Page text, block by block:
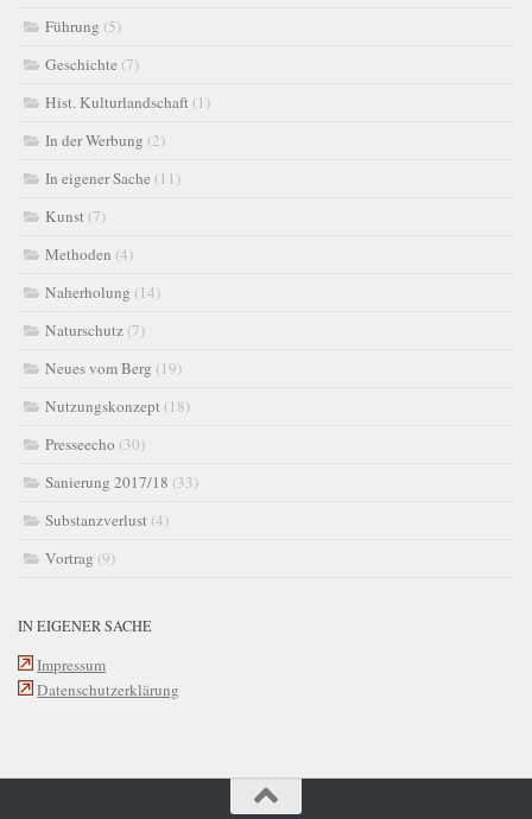
Führung (5)
Geschichte (7)
Hist. Kulturlandschaft (1)
In der Werbung (2)
In eigener Sache (11)
Kunst (7)
Methoden (4)
Naherholung (14)
Naturschutz (7)
Neues vom Berg (19)
Nutzungskonzept (18)
Presseecho (30)
Sanierung 2017/18 (33)
Substanzverlust (4)
Vortrag (9)
IN EIGENER SACHE
Impressum
Datenschutzerklärung